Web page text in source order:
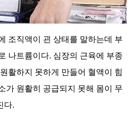
조직액이 괸 상태를 말하는데 부
나트륨이다. 심장의 근육에 부종
활하지 못하게 만들어 혈액이 힘
가 원활히 공급되지 못해 몸이 무
다.